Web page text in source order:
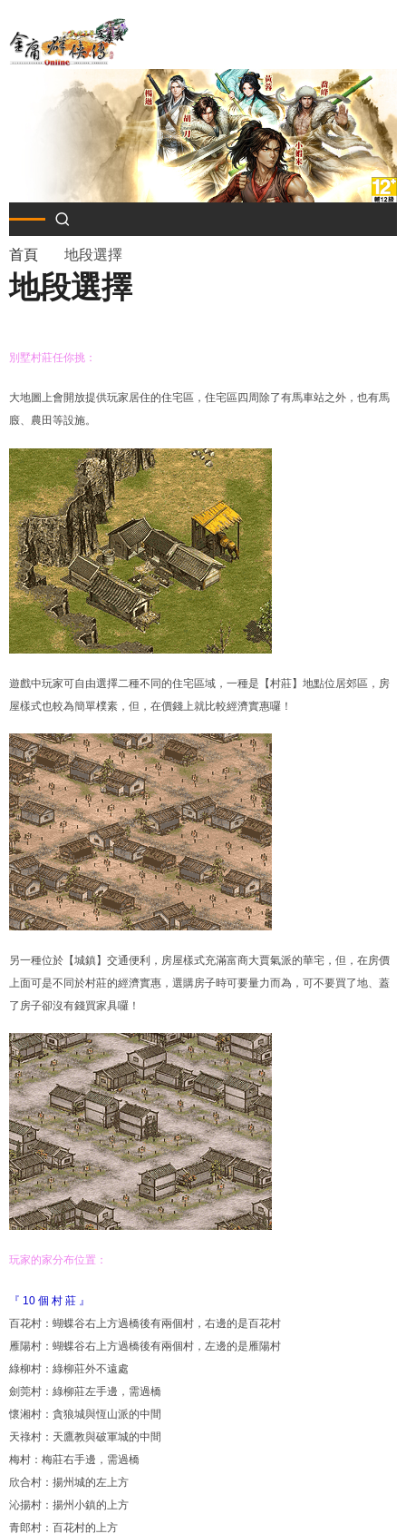
至
導
航
結
首頁 地段選擇
地段選擇
別墅村莊任你挑：
大地圖上會開放提供玩家居住的住宅區，住宅區四周除了有馬車站之外，也有馬
廄、農田等設施。
遊戲中玩家可自由選擇二種不同的住宅區域，一種是【村莊】地點位居郊區，房
屋樣式也較為簡單樸素，但，在價錢上就比較經濟實惠囉！
另一種位於【城鎮】交通便利，房屋樣式充滿富商大賈氣派的華宅，但，在房價
上面可是不同於村莊的經濟實惠，選購房子時可要量力而為，可不要買了地、蓋
了房子卻沒有錢買家具囉！
玩家的家分布位置：
『 10 個 村 莊 』
百花村：蝴蝶谷右上方過橋後有兩個村，右邊的是百花村
雁陽村：蝴蝶谷右上方過橋後有兩個村，左邊的是雁陽村
綠柳村：綠柳莊外不遠處
劍莞村：綠柳莊左手邊，需過橋
懷湘村：貪狼城與恆山派的中間
天祿村：天鷹教與破軍城的中間
梅村：梅莊右手邊，需過橋
欣合村：揚州城的左上方
沁揚村：揚州小鎮的上方
青郎村：百花村的上方